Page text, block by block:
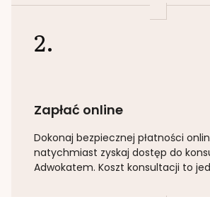
2.
Zapłać online
Dokonaj bezpiecznej płatności
natychmiast zyskaj dostęp do
Adwokatem. Koszt konsultacji to